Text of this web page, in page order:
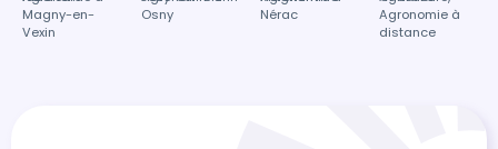
Magny-en-
Vexin
Osny
Nérac
Agronomie à
distance